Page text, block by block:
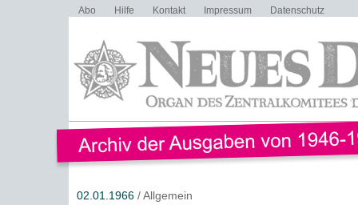
Abo Hilfe Kontakt Impressum Datenschutz
02.01.1966/ Allgemein